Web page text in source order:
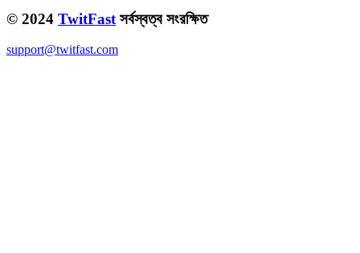
© 2024 TwitFast সর্বস্বত্ব সংরক্ষিত
support@twitfast.com